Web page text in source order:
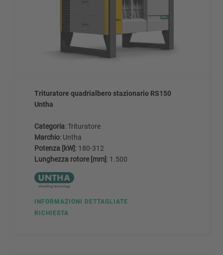
Trituratore quadrialbero stazionario RS150
Untha
Categoria: Trituratore
Marchio: Untha
Potenza [kW]: 180-312
Lunghezza rotore [mm]: 1.500
INFORMAZIONI DETTAGLIATE
RICHIESTA